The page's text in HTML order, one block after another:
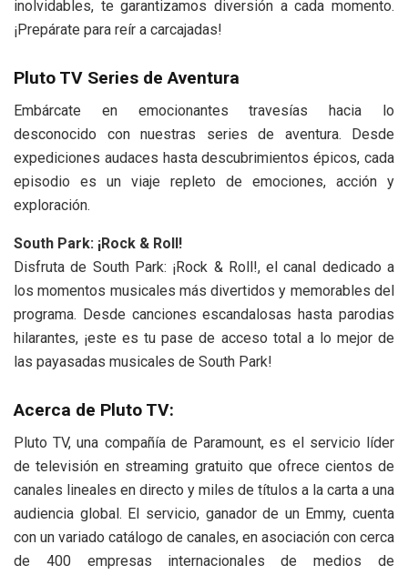
inolvidables, te garantizamos diversión a cada momento.
¡Prepárate para reír a carcajadas!
Pluto TV Series de Aventura
Embárcate en emocionantes travesías hacia lo
desconocido con nuestras series de aventura. Desde
expediciones audaces hasta descubrimientos épicos, cada
episodio es un viaje repleto de emociones, acción y
exploración.
South Park: ¡Rock & Roll!
Disfruta de South Park: ¡Rock & Roll!, el canal dedicado a
los momentos musicales más divertidos y memorables del
programa. Desde canciones escandalosas hasta parodias
hilarantes, ¡este es tu pase de acceso total a lo mejor de
las payasadas musicales de South Park!
Acerca de Pluto TV:
Pluto TV, una compañía de Paramount, es el servicio líder
de televisión en streaming gratuito que ofrece cientos de
canales lineales en directo y miles de títulos a la carta a una
audiencia global. El servicio, ganador de un Emmy, cuenta
con un variado catálogo de canales, en asociación con cerca
de 400 empresas internacionales de medios de